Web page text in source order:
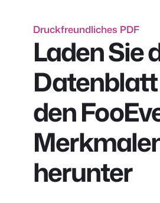
Druckfreundliches PDF
Laden Sie
den
herunter